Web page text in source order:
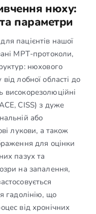
нюху:
параметри
пацієнтів нашої
МРТ-протоколи,
нюхового
лобної області до
високорезолюційні
CISS) з дуже
або
лукови, а також
для оцінки
пазух та
на запалення,
гадолінію, що
від хронічних